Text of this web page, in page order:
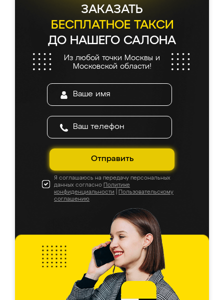
ЗАКАЗАТЬ
БЕСПЛАТНОЕ ТАКСИ
ДО НАШЕГО САЛОНА
Из любой точки Москвы и
Московской области!
Отправить
Я соглашаюсь на передачу персональных
данных согласно Политике
конфиденциальности
Пользовательскому
соглашению